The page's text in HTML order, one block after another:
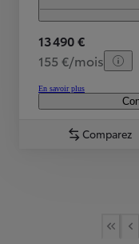
13 490 €
155 €/mois
En savoir plus
Comparez